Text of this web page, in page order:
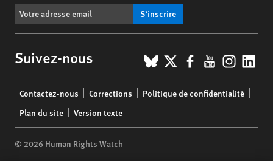
S’inscrire
Suivez-nous BlueSky
X Facebook
YouTube
menu
Contactez-nous Corrections
Politique de confidentialité
Plan du site
Version texte
© 2026 Human Rights Watch